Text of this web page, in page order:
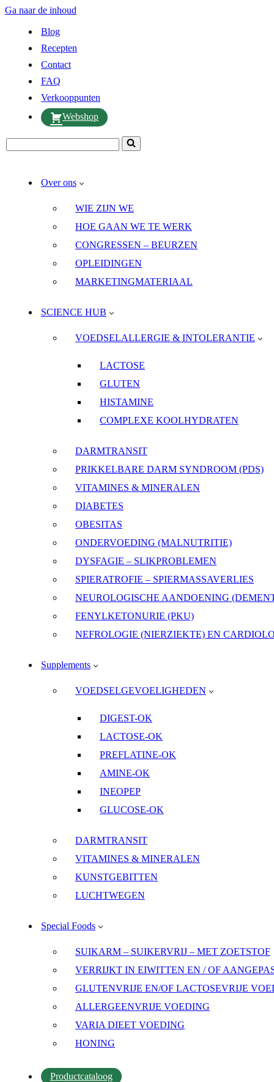
Ga naar de inhoud
Blog
Recepten
Contact
FAQ
Verkooppunten
Webshop
Zoek
naar...
Over ons
WIE ZIJN WE
HOE GAAN WE TE WERK
CONGRESSEN – BEURZEN
OPLEIDINGEN
MARKETINGMATERIAAL
SCIENCE HUB
VOEDSELALLERGIE & INTOLERANTIE
LACTOSE
GLUTEN
HISTAMINE
COMPLEXE KOOLHYDRATEN
DARMTRANSIT
PRIKKELBARE DARM SYNDROOM (PDS)
VITAMINES & MINERALEN
DIABETES
OBESITAS
ONDERVOEDING (MALNUTRITIE)
DYSFAGIE – SLIKPROBLEMEN
SPIERATROFIE – SPIERMASSAVERLIES
NEUROLOGISCHE AANDOENING
FENYLKETONURIE (PKU)
NEFROLOGIE (NIERZIEKTE) EN
Supplements
VOEDSELGEVOELIGHEDEN
DIGEST-OK
LACTOSE-OK
PREFLATINE-OK
AMINE-OK
INEOPEP
GLUCOSE-OK
DARMTRANSIT
VITAMINES & MINERALEN
KUNSTGEBITTEN
LUCHTWEGEN
Special Foods
SUIKARM – SUIKERVRIJ – MET ZOETSTOF
VERRIJKT IN EIWITTEN EN / OF
GLUTENVRIJE EN/OF LACTOSEVRIJE
ALLERGEENVRIJE VOEDING
VARIA DIEET VOEDING
HONING
Productcataloog